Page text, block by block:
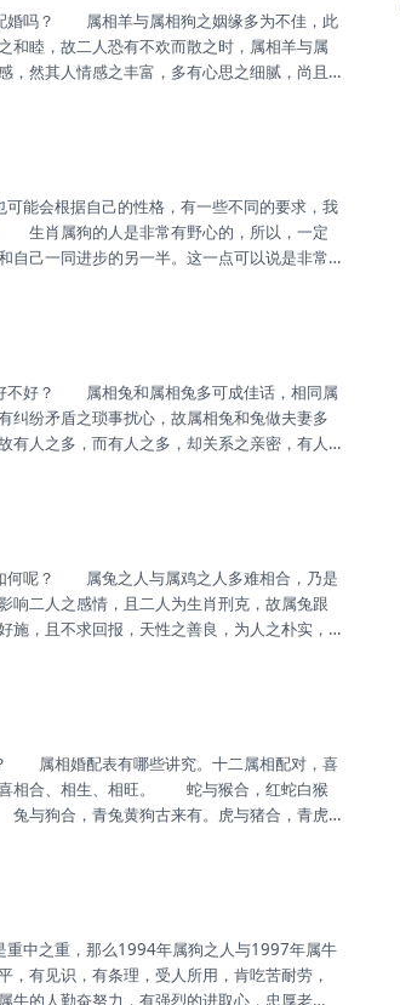
和睦，故二人恐有不欢而散之时，属相羊与属
然其人情感之丰富，多有心思之细腻，尚且
属相狗亦为不善言语之人，其人多有被动，
生肖属狗的人是非常有野心的，所以，一定
自己一同进步的另一半。这一点可以说是非常
一点就是在性格上的，因为生肖属狗的人性
纠纷矛盾之琐事扰心，故属相兔和兔做夫妻多
人之多，而有人之多，却关系之亲密，有人
之无忧，家庭生活过皆有美满，多为其所
响二人之感情，且二人为生肖刑克，故属兔跟
，且不求回报，天性之善良，为人之朴实，
忧。 属鸡之人多为求成之人，为人尚有为
相合、相生、相旺。 蛇与猴合，红蛇白猴
与狗合，青兔黄狗古来有。虎与猪合，青虎
相冲、相害、相刑。 白马与牛争相食，鼠
有见识，有条理，受人所用，肯吃苦耐劳，
的人勤奋努力，有强烈的进取心，忠厚老